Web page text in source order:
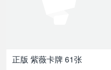
正版 紫薇卡牌 61张